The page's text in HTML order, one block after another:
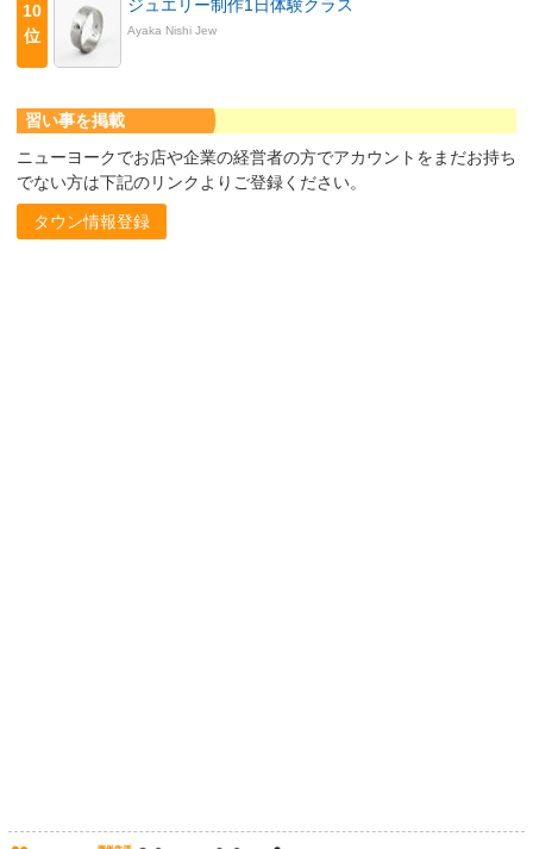
10
位
ジュエリー制作1日体験クラス
Ayaka Nishi Jew
習い事を掲載
ニューヨークでお店や企業の経営者の方でアカウントをまだお持ち
でない方は下記のリンクよりご登録ください。
タウン情報登録